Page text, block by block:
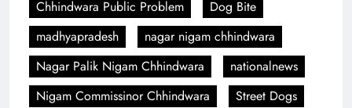
Chhindwara Public Problem
Dog Bite
madhyapradesh
nagar nigam chhindwara
Nagar Palik Nigam Chhindwara
nationalnews
Nigam Commissinor Chhindwara
Street Dogs